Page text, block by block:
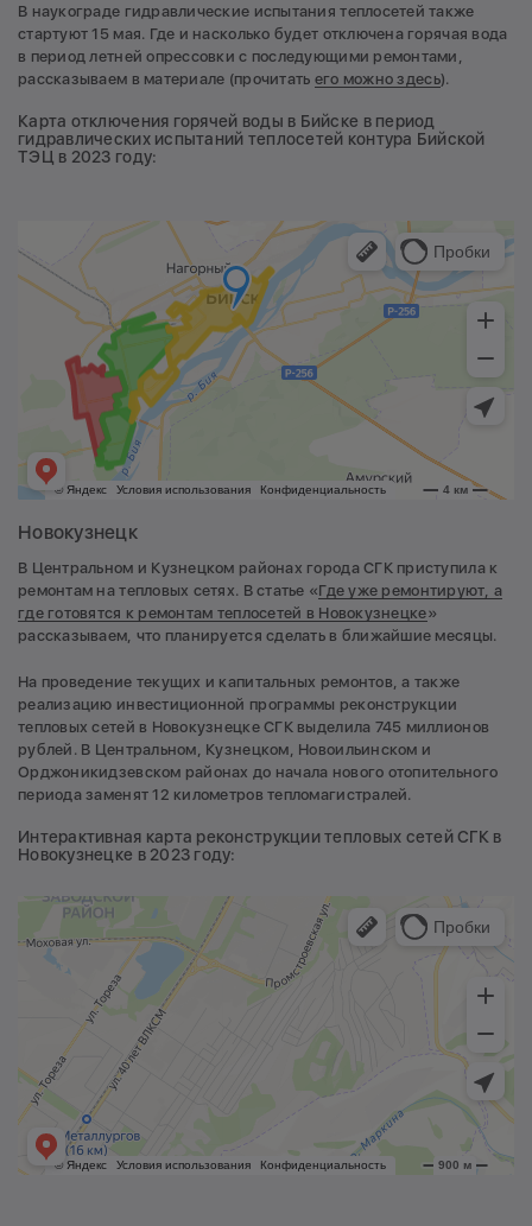
В наукограде гидравлические испытания теплосетей также
стартуют 15 мая. Где и насколько будет отключена горячая вода
в период летней опрессовки с последующими ремонтами,
рассказываем в материале (прочитать его можно здесь).
Карта отключения горячей воды в Бийске в период
гидравлических испытаний теплосетей контура Бийской
ТЭЦ в 2023 году:
Новокузнецк
В Центральном и Кузнецком районах города СГК приступила к
ремонтам на тепловых сетях. В статье «Где уже ремонтируют, а
где готовятся к ремонтам теплосетей в Новокузнецке»
рассказываем, что планируется сделать в ближайшие месяцы.
На проведение текущих и капитальных ремонтов, а также
реализацию инвестиционной программы реконструкции
тепловых сетей в Новокузнецке СГК выделила 745 миллионов
рублей. В Центральном, Кузнецком, Новоильинском и
Орджоникидзевском районах до начала нового отопительного
периода заменят 12 километров тепломагистралей.
Интерактивная карта реконструкции тепловых сетей СГК в
Новокузнецке в 2023 году: